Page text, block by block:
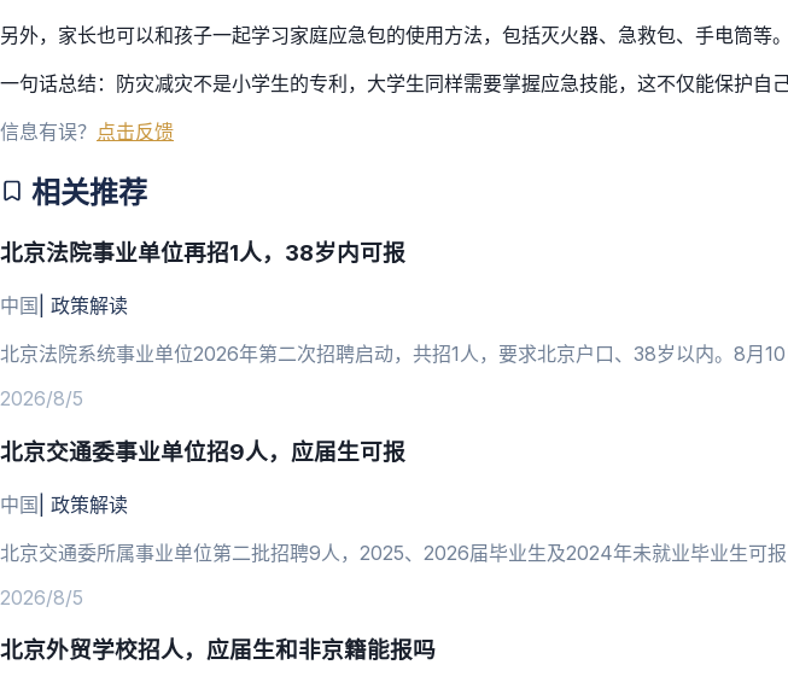
另外，家长也可以和孩子一起学习家庭应急包的使用方法，包括灭火器、急救包、手电筒等
一句话总结：防灾减灾不是小学生的专利，大学生同样需要掌握应急技能，这不仅能保护自
信息有误？ 点击反馈
相关推荐
北京法院事业单位再招1人，38岁内可报
中国 政策解读
北京法院系统事业单位2026年第二次招聘启动，共招1人，要求北京户口、38岁以内。8月
2026/8/5
北京交通委事业单位招9人，应届生可报
中国 政策解读
北京交通委所属事业单位第二批招聘9人，2025、2026届毕业生及2024年未就业毕业生可报
2026/8/5
北京外贸学校招人，应届生和非京籍能报吗